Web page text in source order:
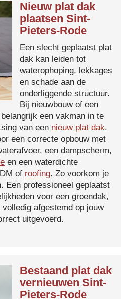
Nieuw plat dak
plaatsen Sint-
Pieters-Rode
Een slecht geplaatst plat
dak kan leiden tot
waterophoping, lekkages
en schade aan de
onderliggende structuur.
Bij nieuwbouw of een
een vakman in te
van een nieuw plat dak.
een correcte opbouw met
een dampscherm,
en een waterdichte
of roofing. Zo voorkom je
Een professioneel geplaatst
voor een groendak,
afgestemd op jouw
uitgevoerd.
Bestaand plat dak
vernieuwen Sint-
Pieters-Rode